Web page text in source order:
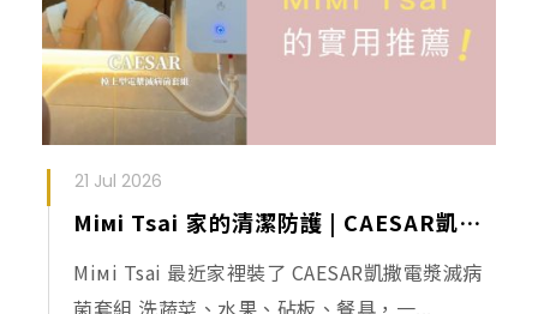
21 Jul 2026
Miмi Tsai 家的清潔防護 | CAESAR凱撒電漿滅病菌套組
Miмi Tsai 最近家裡裝了 CAESAR凱撒電漿滅病
菌套組 洗蔬菜、水果、砧板、餐具，一...